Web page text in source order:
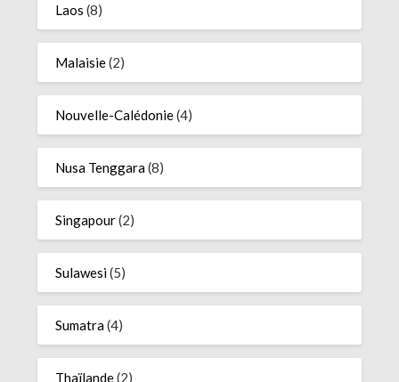
Laos (8)
Malaisie(2)
Nouvelle-Calédonie(4)
Nusa Tenggara(8)
Singapour(2)
Sulawesi(5)
Sumatra(4)
Thaïlande(2)